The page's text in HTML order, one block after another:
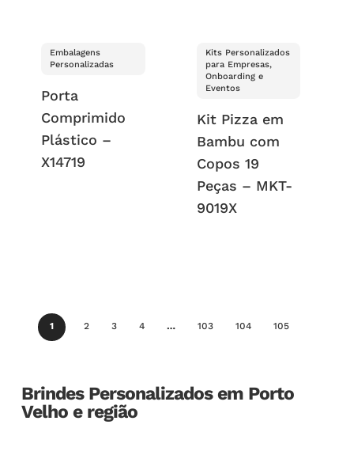
Embalagens
Personalizadas
Porta
Comprimido
Plástico –
X14719
Kits Personalizados
para Empresas,
Onboarding e
Eventos
Kit Pizza em
Bambu com
Copos 19
Peças – MKT-
9019X
1 2 3 4 … 103 104 105
Brindes Personalizados em Porto
Velho e região